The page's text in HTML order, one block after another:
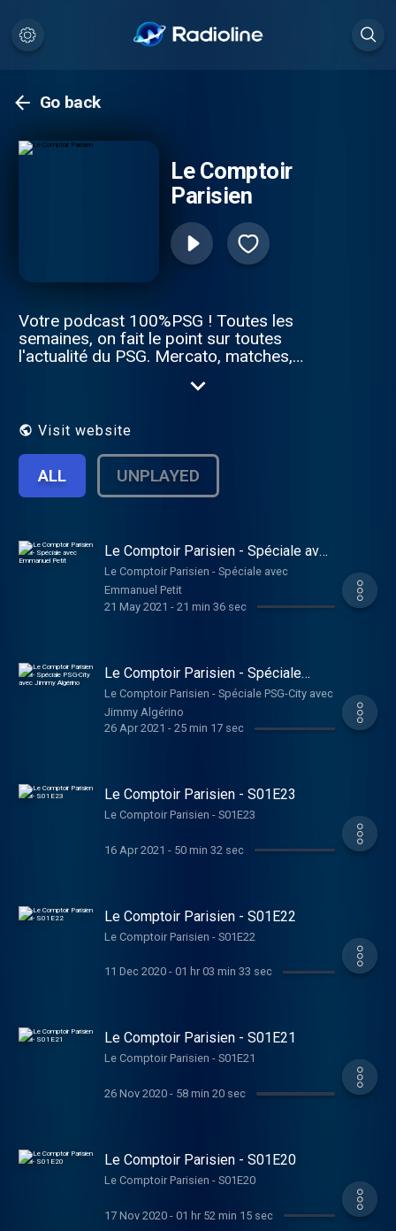
Go back
Le Comptoir
Parisien
Votre podcast 100%PSG ! Toutes les
semaines, on fait le point sur toutes
l'actualité du PSG. Mercato, matches,
lâche quelques infos si vous êtes gentils !
discussions de comptoir sont bien plus
Visit website
ALL UNPLAYED
Le Comptoir Parisien - Spéciale avec
Emmanuel Petit
Le Comptoir Parisien - Spéciale avec
Emmanuel Petit
21 May 2021 - 21 min 36 sec
Le Comptoir Parisien - Spéciale
PSG-City avec Jimmy Algérino
Le Comptoir Parisien - Spéciale PSG-City avec
Jimmy Algérino
26 Apr 2021 - 25 min 17 sec
Le Comptoir Parisien - S01E23
Le Comptoir Parisien - S01E23
16 Apr 2021 - 50 min 32 sec
Le Comptoir Parisien - S01E22
Le Comptoir Parisien - S01E22
11 Dec 2020- 01 hr 03 min 33 sec
Le Comptoir Parisien - S01E21
Le Comptoir Parisien - S01E21
26 Nov 2020- 58 min 20 sec
Le Comptoir Parisien - S01E20
Le Comptoir Parisien - S01E20
17 Nov 2020- 01 hr 52 min 15 sec